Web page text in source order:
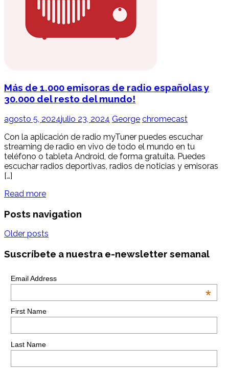
Más de 1.000 emisoras de radio españolas y
30.000 del resto del mundo!
agosto 5, 2024julio 23, 2024 George chromecast
Con la aplicación de radio myTuner puedes escuchar
streaming de radio en vivo de todo el mundo en tu
teléfono o tableta Android, de forma gratuita. Puedes
escuchar radios deportivas, radios de noticias y emisoras
[…]
Read more
Posts navigation
Older posts
Suscríbete a nuestra e-newsletter semanal
Email Address
*
First Name
Last Name